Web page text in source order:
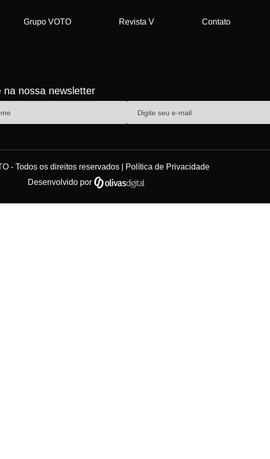
Grupo VOTO Revista V Contato
na nossa newsletter
- Todos os direitos reservados |
Política de Privacidade
Desenvolvido por